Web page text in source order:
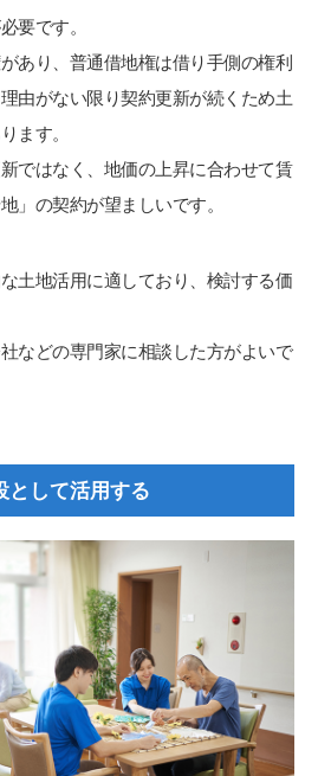
要です。
あり、普通借地権は借り手側の権利
由がない限り契約更新が続くため土
ます。
ではなく、地価の上昇に合わせて賃
」の契約が望ましいです。
土地活用に適しており、検討する価
などの専門家に相談した方がよいで
として活用する